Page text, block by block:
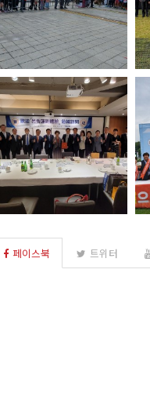
다시뛰는 대한민국 "20…
歡…
페이스북 트위터